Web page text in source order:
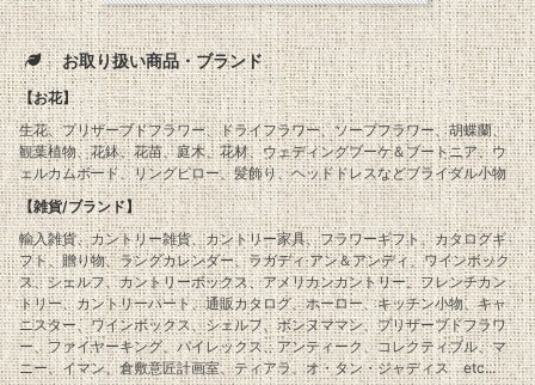
お取り扱い商品・ブランド
【お花】
生花、プリザーブドフラワー、ドライフラワー、ソープフラワー、胡蝶蘭、
観葉植物、花鉢、花苗、庭木、花材、ウェディングブーケ＆ブートニア、ウ
ェルカムボード、リングピロー、髪飾り、ヘッドドレスなどブライダル小物
【雑貨/ブランド】
輸入雑貨、カントリー雑貨、カントリー家具、フラワーギフト、カタログギ
フト、贈り物、ラングカレンダー、ラガディ アン＆アンディ、ワインボック
ス、シェルフ、カントリーボックス、アメリカンカントリー、フレンチカン
トリー、カントリーハート、通販カタログ、ホーロー、キッチン小物、キャ
ニスター、ワインボックス、シェルフ、ボンヌママン、プリザーブドフラワ
ー、ファイヤーキング、パイレックス、アンティーク、コレクティブル、マ
ニー、イマン、倉敷意匠計画室、ティアラ、オ・タン・ジャディス etc...